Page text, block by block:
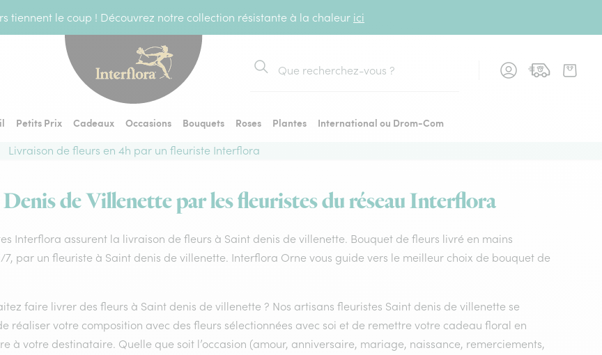
tiennent le coup ! Découvrez notre collection résistante à la chaleur ici
Rechercher
Petits Prix Cadeaux Occasions Bouquets Roses Plantes
International ou Drom-Com
Livraison de fleurs en 4h par un fleuriste Interflora
de Villenette par les fleuristes du réseau Interflora
Interflora assurent la livraison de fleurs à Saint denis de villenette. Bouquet de fleurs livré en mains
7, par un fleuriste à Saint denis de villenette. Interflora Orne vous guide vers le meilleur choix de bouquet de
faire livrer des fleurs à Saint denis de villenette ? Nos artisans fleuristes Saint denis de villenette se
réaliser votre composition avec des fleurs sélectionnées avec soi et de remettre votre cadeau floral en
à votre destinataire. Quelle que soit l’occasion (amour, anniversaire, mariage, naissance, remerciements,